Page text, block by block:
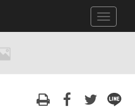
Toggle